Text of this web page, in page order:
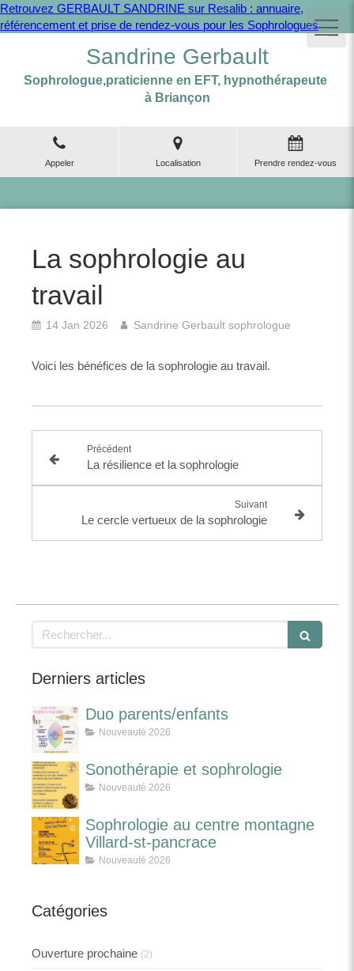
Retrouvez GERBAULT SANDRINE sur Resalib : annuaire,
référencement et prise de rendez-vous pour les Sophrologues
Sandrine Gerbault
Sophrologue,praticienne en EFT, hypnothérapeute
à Briançon
Appeler Localisation Prendre rendez-vous
La sophrologie au
travail
14 Jan 2026 Sandrine Gerbault sophrologue
Voici les bénéfices de la sophrologie au travail.
Précédent
La résilience et la sophrologie
Suivant
Le cercle vertueux de la sophrologie
Rechercher
Derniers articles
Duo parents/enfants
Nouveauté 2026
Sonothérapie et sophrologie
Nouveauté 2026
Sophrologie au centre montagne
Villard-st-pancrace
Nouveauté 2026
Catégories
Ouverture prochaine (2)